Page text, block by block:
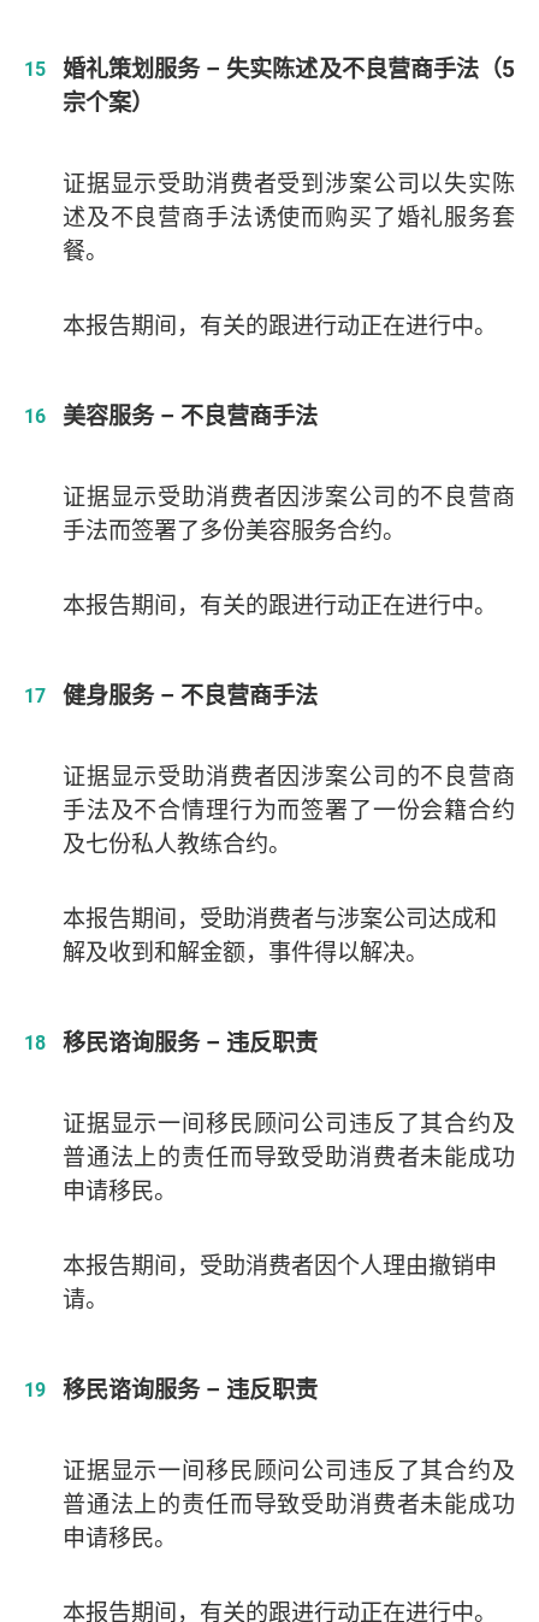
婚礼策划服务 – 失实陈述及不良营商手法（5
宗个案）
证据显示受助消费者受到涉案公司以失实陈
述及不良营商手法诱使而购买了婚礼服务套
餐。
本报告期间，有关的跟进行动正在进行中。
美容服务 – 不良营商手法
证据显示受助消费者因涉案公司的不良营商
手法而签署了多份美容服务合约。
本报告期间，有关的跟进行动正在进行中。
健身服务 – 不良营商手法
证据显示受助消费者因涉案公司的不良营商
手法及不合情理行为而签署了一份会籍合约
及七份私人教练合约。
本报告期间，受助消费者与涉案公司达成和
解及收到和解金额，事件得以解决。
移民谘询服务 – 违反职责
证据显示一间移民顾问公司违反了其合约及
普通法上的责任而导致受助消费者未能成功
申请移民。
本报告期间，受助消费者因个人理由撤销申
请。
移民谘询服务 – 违反职责
证据显示一间移民顾问公司违反了其合约及
普通法上的责任而导致受助消费者未能成功
申请移民。
本报告期间，有关的跟进行动正在进行中。